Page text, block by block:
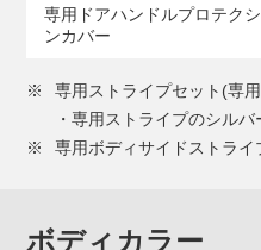
専用ドアハンドルプロテクシ
ンカバー
※
専用ストライプセット(専
・専用ストライプのシル
※
専用ボディサイドストラ
ボディカラー